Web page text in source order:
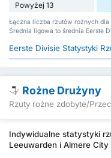
Powyżej 13
Łączna liczba rzutów rożnych dla
Średnia ligowa to średnia Eerste
Eerste Divisie Statystyki
Rożne Drużyny
Rzuty rożne zdobyte/
Indywidualne statystyki
Leeuwarden i Almere City